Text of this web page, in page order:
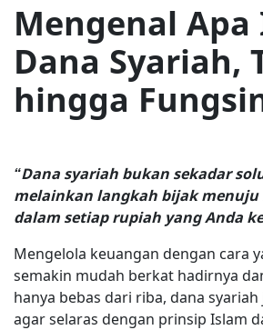
Mengenal
Dana Syariah,
hingga
“Dana syariah bukan sekadar
melainkan langkah bijak menuju
dalam setiap rupiah yang Anda
Mengelola keuangan dengan cara
semakin mudah berkat hadirnya
hanya bebas dari riba, dana
agar selaras dengan prinsip Islam